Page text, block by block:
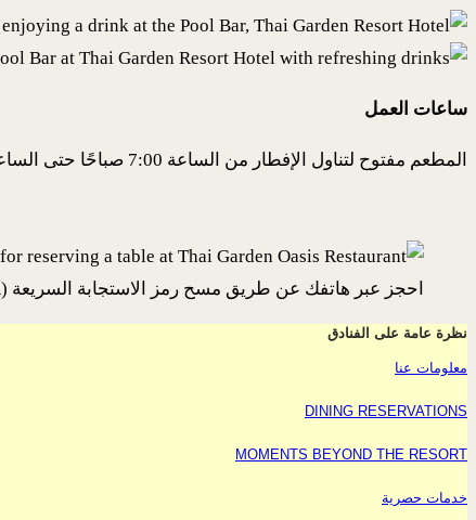
ساعات العمل
المطعم مفتوح لتناول الإفطار من الساعة 7:00 صباحًا حتى الساعة 10:30 صباحًا، والغداء متاح طوال اليوم، والعشاء من الساعة 6:00 مساءً حتى الساعة 10:00 مساءً.
احجز عبر هاتفك عن طريق مسح رمز الاستجابة السريعة (QR)!
نظرة عامة على الفنادق
معلومات عنا
DINING RESERVATIONS
MOMENTS BEYOND THE RESORT
خدمات حصرية